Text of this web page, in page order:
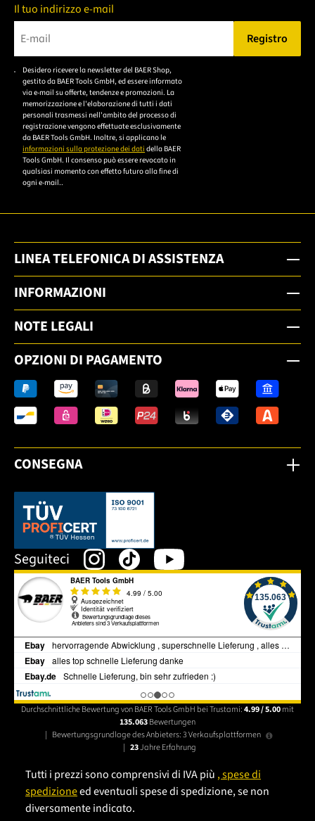
Il tuo indirizzo e-mail
Bitte geben Sie eine gültige E-Mail-Adresse ein.
Registro
Desidero ricevere la newsletter del BAER Shop,
gestito da BAER Tools GmbH, ed essere informato
via e-mail su offerte, tendenze e promozioni. La
memorizzazione e l'elaborazione di tutti i dati
personali trasmessi nell'ambito del processo di
registrazione vengono effettuate esclusivamente
da BAER Tools GmbH. Inoltre, si applicano le
informazioni sulla protezione dei dati della BAER
Tools GmbH. Il consenso può essere revocato in
qualsiasi momento con effetto futuro alla fine di
ogni e-mail..
LINEA TELEFONICA DI ASSISTENZA
INFORMAZIONI
NOTE LEGALI
OPZIONI DI PAGAMENTO
CONSEGNA
Dieser Link öffnet sich in einem neuen Tab.
Seguiteci
Durchschnittliche Bewertung von BAER Tools GmbH bei Trustami:4.99 / 5.00mit
135.063Bewertungen
| Bewertungsgrundlage des Anbieters: 3 Verkaufsplattformen
| 23Jahre Erfahrung
Tutti i prezzi sono comprensivi di IVA più , spese di
spedizioneed eventuali spese di spedizione, se non
diversamente indicato.